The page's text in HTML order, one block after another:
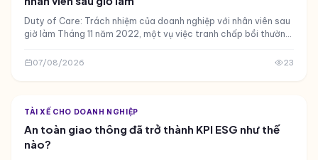
LUẬT GIAO THÔNG & AN TOÀN
Duty of Care: Trách nhiệm của doanh nghiệp với